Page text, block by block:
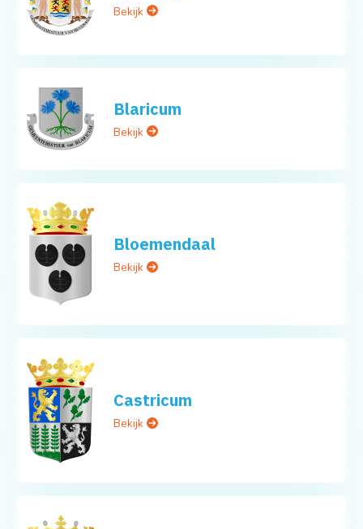
Bekijk
Blaricum
Bekijk
Bloemendaal
Bekijk
Castricum
Bekijk